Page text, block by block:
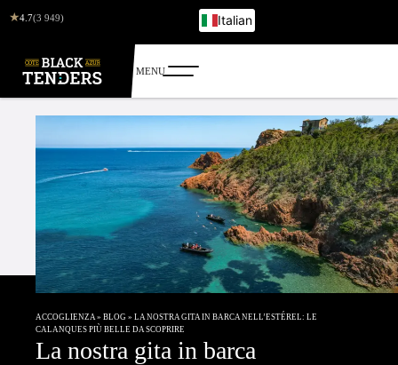
★4.7(3 949)
Italian
ACCOGLIENZA» BLOG » LA NOSTRA GITA IN BARCA NELL’ESTÉREL: LE
CALANQUES PIÙ BELLE DA SCOPRIRE
La nostra gita in barca